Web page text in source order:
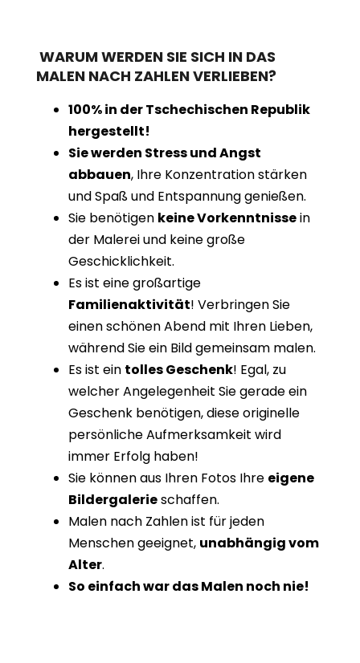
WARUM WERDEN SIE SICH IN DAS
MALEN NACH ZAHLEN VERLIEBEN?
100% in der Tschechischen Republik
hergestellt!
Sie werden Stress und Angst
abbauen, Ihre Konzentration stärken
und Spaß und Entspannung genießen.
Sie benötigen keine Vorkenntnissein
der Malerei und keine große
Geschicklichkeit.
Es ist eine großartige
Familienaktivität! Verbringen Sie
einen schönen Abend mit Ihren Lieben,
während Sie ein Bild gemeinsam malen.
Es ist ein tolles Geschenk! Egal, zu
welcher Angelegenheit Sie gerade ein
Geschenk benötigen, diese originelle
persönliche Aufmerksamkeit wird
immer Erfolg haben!
Sie können aus Ihren Fotos Ihre eigene
Bildergalerieschaffen.
Malen nach Zahlen ist für jeden
Menschen geeignet, unabhängig vom
Alter.
So einfach war das Malen noch nie!